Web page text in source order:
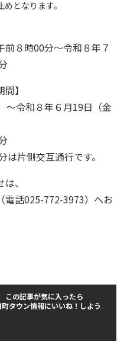
となります。
８時00分〜令和８年７
】
〜令和８年６月19日（金
片側交互通行です。
、
電話025-772-3973）へお
この記事が気に入ったら
タウン情報にいいね！しよう